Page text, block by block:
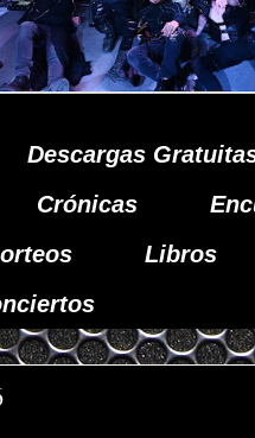
Descargas
Crónicas
Libros